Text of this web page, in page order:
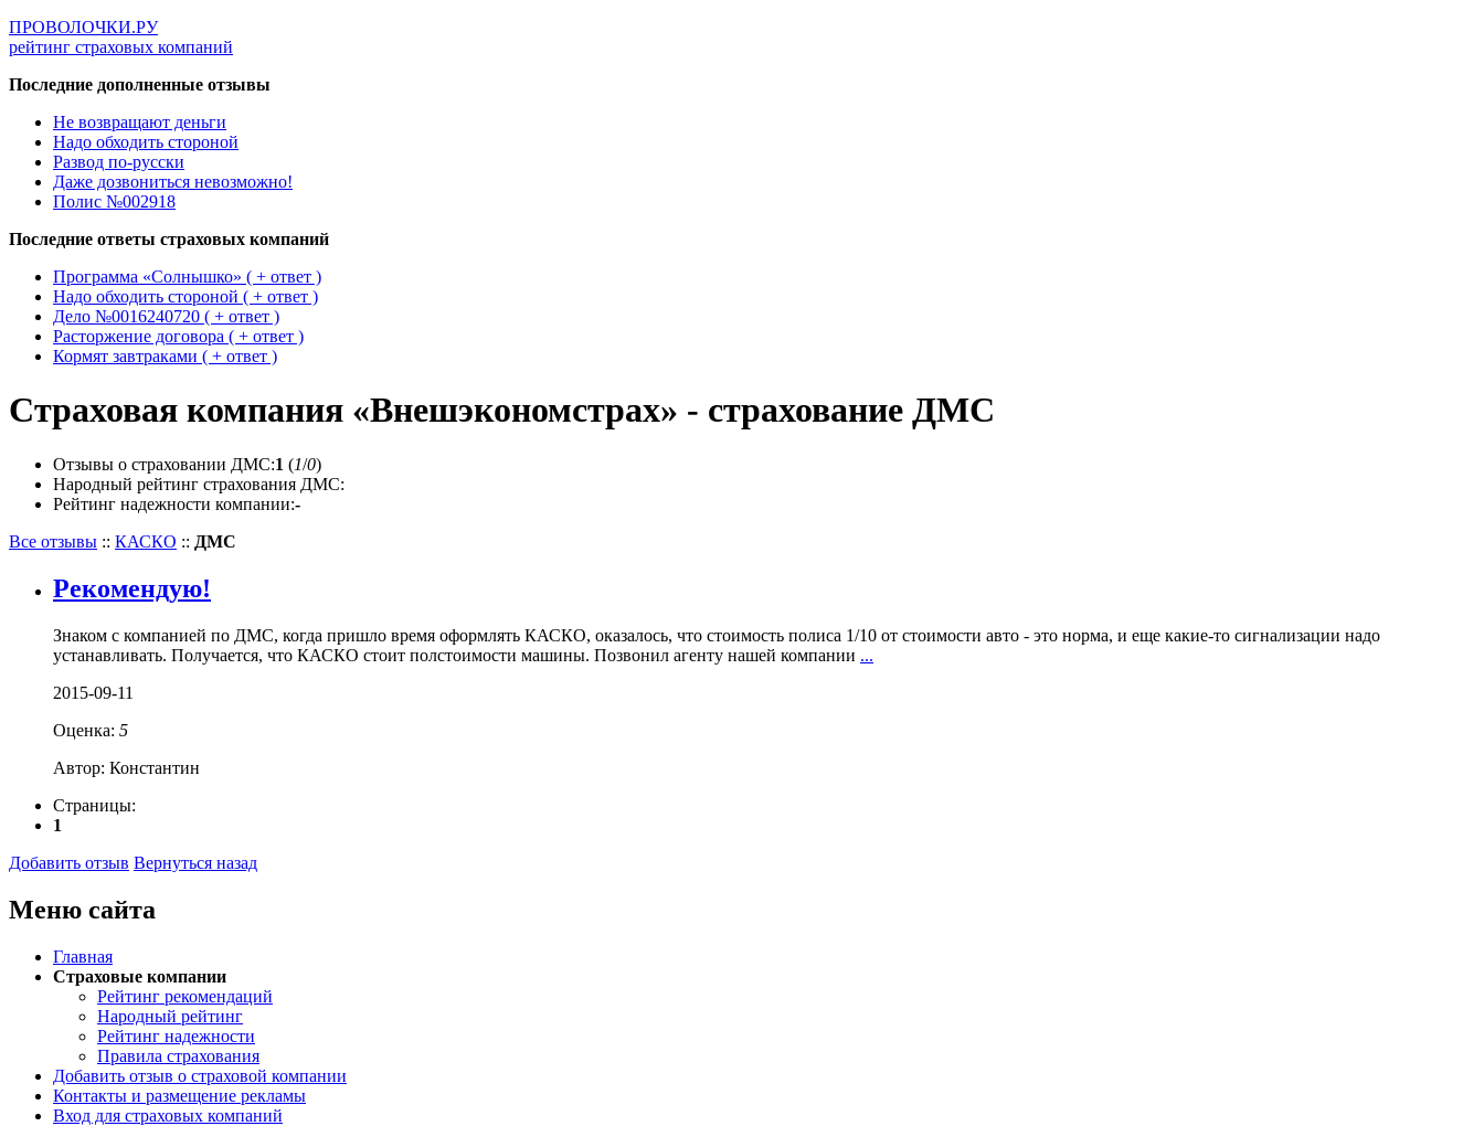
ПРОВОЛОЧКИ.РУ
рейтинг страховых компаний
Последние дополненные отзывы
Не возвращают деньги
Надо обходить стороной
Развод по-русски
Даже дозвониться невозможно!
Полис №002918
Последние ответы страховых компаний
Программа «Солнышко» ( + ответ )
Надо обходить стороной ( + ответ )
Дело №0016240720 ( + ответ )
Расторжение договора ( + ответ )
Кормят завтраками ( + ответ )
Страховая компания «Внешэкономстрах» - страхование ДМС
Отзывы о страховании ДМС:1 (1/0)
Народный рейтинг страхования ДМС:
Рейтинг надежности компании:-
Все отзывы :: КАСКО :: ДМС
Рекомендую!
Знаком с компанией по ДМС, когда пришло время оформлять КАСКО, оказалось, что стоимость полиса 1/10 от стоимости авто - это норма, и еще какие-то сигнализации надо
устанавливать. Получается, что КАСКО стоит полстоимости машины. Позвонил агенту нашей компании ...
2015-09-11
Оценка: 5
Автор: Константин
Страницы:
1
Добавить отзыв Вернуться назад
Меню сайта
Главная
Страховые компании
Рейтинг рекомендаций
Народный рейтинг
Рейтинг надежности
Правила страхования
Добавить отзыв о страховой компании
Контакты и размещение рекламы
Вход для страховых компаний